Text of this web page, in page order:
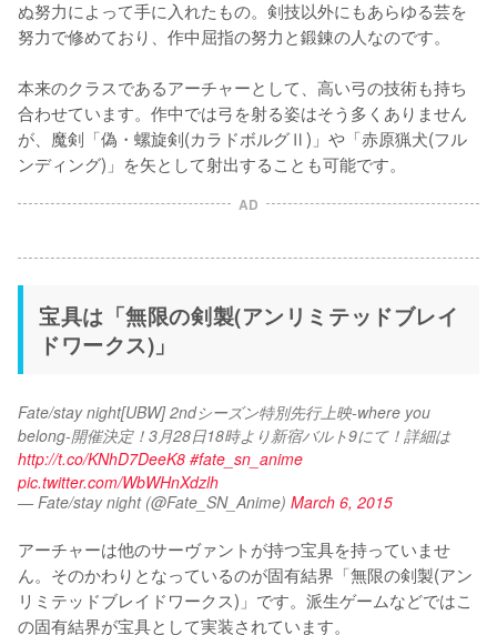
ぬ努力によって手に入れたもの。剣技以外にもあらゆる芸を
努力で修めており、作中屈指の努力と鍛錬の人なのです。
本来のクラスであるアーチャーとして、高い弓の技術も持ち
合わせています。作中では弓を射る姿はそう多くありません
が、魔剣「偽・螺旋剣(カラドボルグⅡ)」や「赤原猟犬(フル
ンディング)」を矢として射出することも可能です。
AD
宝具は「無限の剣製(アンリミテッドブレイ
ドワークス)」
Fate/stay night[UBW] 2ndシーズン特別先行上映-where you
belong-開催決定！3月28日18時より新宿バルト9にて！詳細は
http://t.co/KNhD7DeeK8 #fate_sn_anime
pic.twitter.com/WbWHnXdzlh
— Fate/stay night (@Fate_SN_Anime) March 6, 2015
アーチャーは他のサーヴァントが持つ宝具を持っていませ
ん。そのかわりとなっているのが固有結界「無限の剣製(アン
リミテッドブレイドワークス)」です。派生ゲームなどではこ
の固有結界が宝具として実装されています。